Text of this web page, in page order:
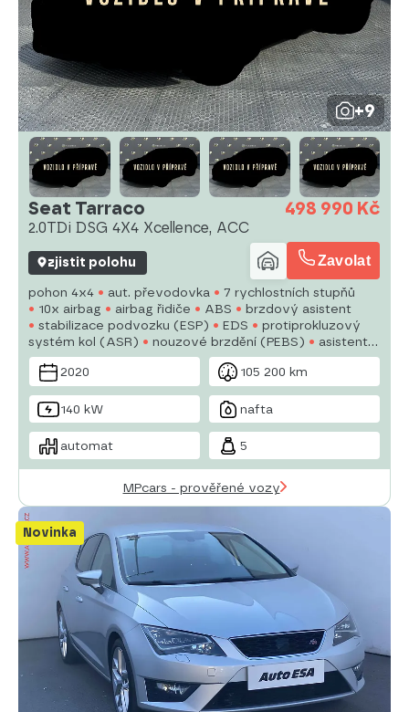
+9
Seat Tarraco
2.0TDi DSG 4X4 Xcellence, ACC
498 990 Kč
zjistit polohu Zavolat
pohon 4x4 aut. převodovka
7 rychlostních stupňů
10x airbag
airbag řidiče ABS
brzdový asistent
stabilizace podvozku (ESP)
EDS
protiprokluzový
systém kol (ASR)
nouzové brzdění (PEBS)
asistent
rozjezdu do kopce (HSA)
hlídání jízdního pruhu
hlídání
mrtvého úhlu
asistent jízdy v jízdním pruhu
2020 105 200 km
140 kW nafta
automat 5
MPcars - prověřené vozy
Novinka